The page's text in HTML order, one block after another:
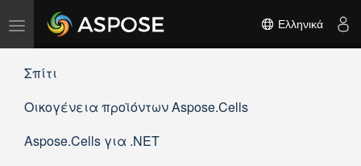
Εναλλαγή
πλοήγησης
Ελληνικά
Σπίτι
Οικογένεια προϊόντων Aspose.Cells
Aspose.Cells για .NET